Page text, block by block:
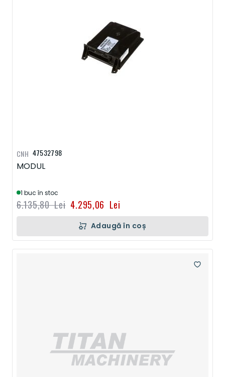
47532798
MODUL
1 buc în stoc
4.295,06 Lei
6.135,80 Lei
CNH
Adaugă în coș